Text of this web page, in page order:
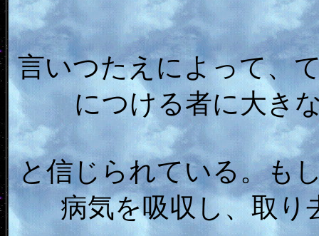
言いつたえによって、
につける者に大き
と信じられている。も
病気を吸収し、取